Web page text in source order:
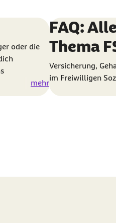
oder die
mehr
Element 3 von 3
FAQ:
Thema
Versicherung,
im Freiwilligen